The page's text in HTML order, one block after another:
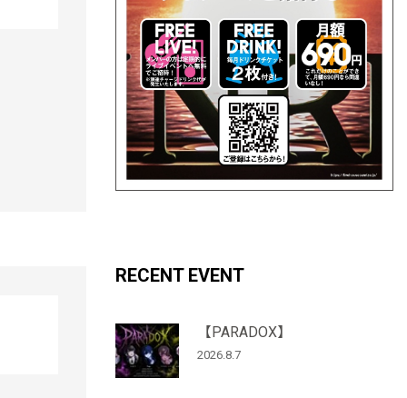
RECENT EVENT
【PARADOX】
2026.8.7